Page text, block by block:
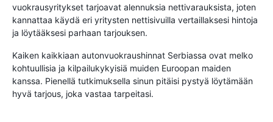
vuokrausyritykset tarjoavat alennuksia nettivarauksista, joten
kannattaa käydä eri yritysten nettisivuilla vertaillaksesi hintoja
ja löytääksesi parhaan tarjouksen.
Kaiken kaikkiaan autonvuokraushinnat Serbiassa ovat melko
kohtuullisia ja kilpailukykyisiä muiden Euroopan maiden
kanssa. Pienellä tutkimuksella sinun pitäisi pystyä löytämään
hyvä tarjous, joka vastaa tarpeitasi.